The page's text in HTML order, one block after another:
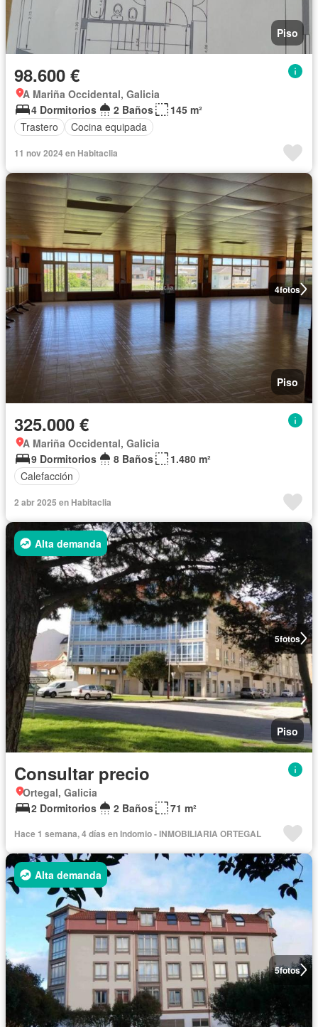
Piso
98.600 €
A Mariña Occidental, Galicia
4 Dormitorios
2 Baños
145 m²
Trastero
Cocina equipada
11 nov 2024 en Habitaclia
4fotos
Piso
325.000 €
A Mariña Occidental, Galicia
9 Dormitorios
8 Baños
1.480 m²
Calefacción
2 abr 2025 en Habitaclia
5fotos
Alta demanda
Piso
Consultar precio
Ortegal, Galicia
2 Dormitorios
2 Baños 71 m²
Hace 1 semana, 4 días en Indomio - INMOBILIARIA ORTEGAL
5fotos
Alta demanda